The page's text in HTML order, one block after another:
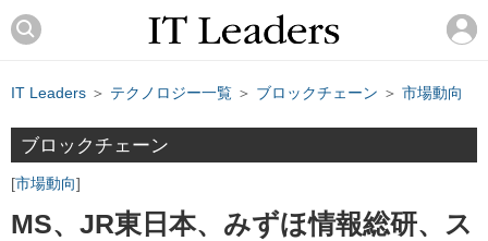
IT Leaders ＞ テクノロジー一覧 ＞ ブロックチェーン ＞ 市場動向
ブロックチェーン
市場動向
MS、JR東日本、みずほ情報総研、ス